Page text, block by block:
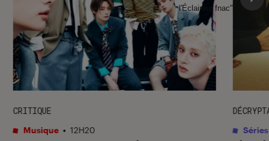
CRITIQUE
Musique • 12H20 Séries
l'Éclaireur fnac">